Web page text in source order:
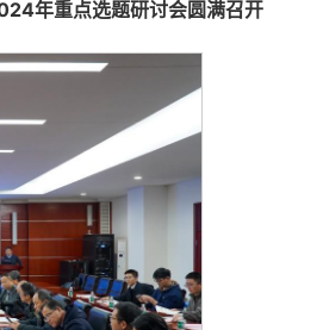
年重点选题研讨会圆满召开